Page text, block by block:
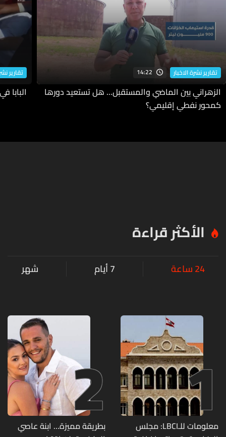
تقارير نشرة الاخبار 14:22
الزهراني بين الماضي والمستقبل... هل تستعيد دورها
كمحور نفطي إقليمي؟
تقارير
الأكثر قراءة
24 ساعة 7 أيام شهر
1
معلومات للـLBCI: مجلس
2
بطريقة مميزة… ابنة عاصي